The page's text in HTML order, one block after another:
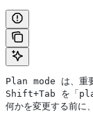
Plan mode は、重要
Shift+Tab を「plan
何かを変更する前に